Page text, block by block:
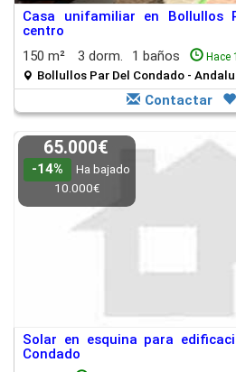
Casa unifamiliar en Bollullos
centro
150 m²
3 dorm. 1 baños Hace
Bollullos Par Del Condado -
Contactar
65.000€
-14%
Ha bajado
10.000€
Solar en esquina para
Condado